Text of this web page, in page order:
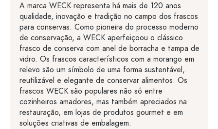
A marca WECK representa há mais de 120 anos
qualidade, inovação e tradição no campo dos frascos
para conservas. Como pioneira do processo moderno
de conservação, a WECK aperfeiçoou o clássico
frasco de conserva com anel de borracha e tampa de
vidro. Os frascos característicos com a morango em
relevo são um símbolo de uma forma sustentável,
reutilizável e elegante de conservar alimentos. Os
frascos WECK são populares não só entre
cozinheiros amadores, mas também apreciados na
restauração, em lojas de produtos gourmet e em
soluções criativas de embalagem.